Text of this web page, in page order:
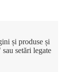
și produse și
setări legate